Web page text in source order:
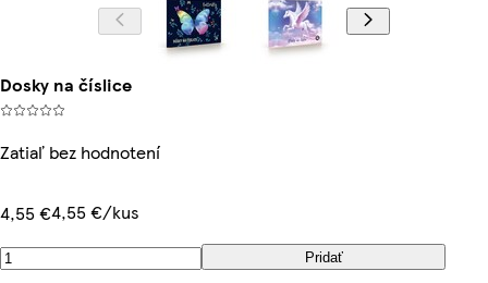
Dosky na číslice
Zatiaľ bez hodnotení
4,55 €4,55 €/kus
Pridať